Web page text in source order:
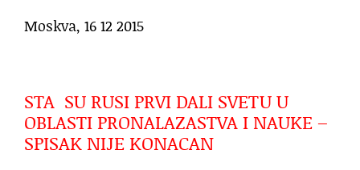
Moskva, 16 12 2015
STA SU RUSI PRVI DALI SVETU U
OBLASTI PRONALAZASTVA I NAUKE –
SPISAK NIJE KONACAN